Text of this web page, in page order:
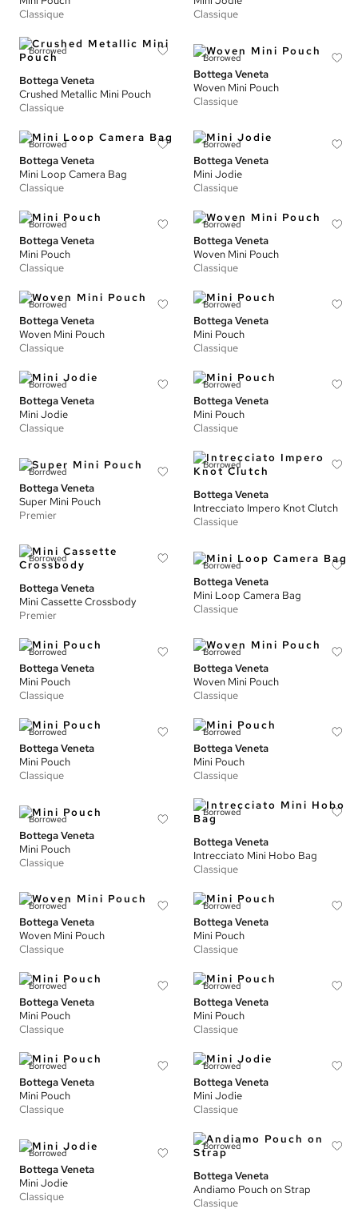
Classique
Classique
Borrowed
Bottega Veneta
Crushed Metallic Mini Pouch
Classique
Borrowed
Bottega Veneta
Woven Mini Pouch
Classique
Borrowed
Bottega Veneta
Mini Loop Camera Bag
Classique
Borrowed
Bottega Veneta
Mini Jodie
Classique
Borrowed
Bottega Veneta
Mini Pouch
Classique
Borrowed
Bottega Veneta
Woven Mini Pouch
Classique
Borrowed
Bottega Veneta
Woven Mini Pouch
Classique
Borrowed
Bottega Veneta
Mini Pouch
Classique
Borrowed
Bottega Veneta
Mini Jodie
Classique
Borrowed
Bottega Veneta
Mini Pouch
Classique
Borrowed
Bottega Veneta
Super Mini Pouch
Premier
Borrowed
Bottega Veneta
Intrecciato Impero Knot Clutch
Classique
Borrowed
Bottega Veneta
Mini Cassette Crossbody
Premier
Borrowed
Bottega Veneta
Mini Loop Camera Bag
Classique
Borrowed
Bottega Veneta
Mini Pouch
Classique
Borrowed
Bottega Veneta
Woven Mini Pouch
Classique
Borrowed
Bottega Veneta
Mini Pouch
Classique
Borrowed
Bottega Veneta
Mini Pouch
Classique
Borrowed
Bottega Veneta
Mini Pouch
Classique
Borrowed
Bottega Veneta
Intrecciato Mini Hobo Bag
Classique
Borrowed
Bottega Veneta
Woven Mini Pouch
Classique
Borrowed
Bottega Veneta
Mini Pouch
Classique
Borrowed
Bottega Veneta
Mini Pouch
Classique
Borrowed
Bottega Veneta
Mini Pouch
Classique
Borrowed
Bottega Veneta
Mini Pouch
Classique
Borrowed
Bottega Veneta
Mini Jodie
Classique
Borrowed
Bottega Veneta
Mini Jodie
Classique
Borrowed
Bottega Veneta
Andiamo Pouch on Strap
Classique